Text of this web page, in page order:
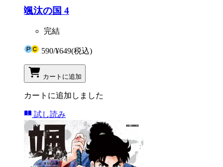
颯汰の国 4
完結
590/¥649(税込)
カートに追加
カートに追加しました
試し読み